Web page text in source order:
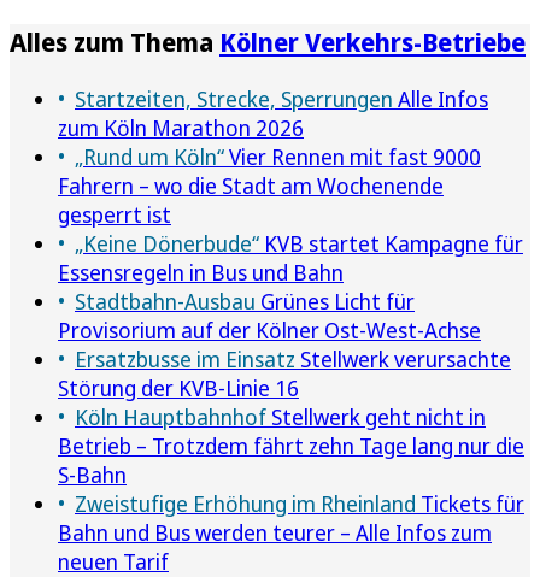
Alles zum Thema Kölner Verkehrs-Betriebe
Startzeiten, Strecke, Sperrungen Alle Infos
zum Köln Marathon 2026
„Rund um Köln“Vier Rennen mit fast 9000
Fahrern – wo die Stadt am Wochenende
gesperrt ist
„Keine Dönerbude“ KVB startet Kampagne für
Essensregeln in Bus und Bahn
Stadtbahn-Ausbau Grünes Licht für
Provisorium auf der Kölner Ost-West-Achse
Ersatzbusse im Einsatz Stellwerk verursachte
Störung der KVB-Linie 16
Köln Hauptbahnhof Stellwerk geht nicht in
Betrieb – Trotzdem fährt zehn Tage lang nur die
S-Bahn
Zweistufige Erhöhung im Rheinland Tickets für
Bahn und Bus werden teurer – Alle Infos zum
neuen Tarif